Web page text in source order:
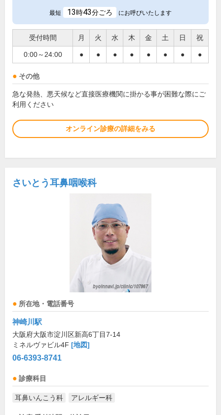
最短 13時43分ごろ にお呼びいたします
受付時間 月 火 水 木 金 土 日 祝
0:00～24:00 ● ● ● ● ● ● ● ●
その他
急な発熱、悪天候など直接医療機関に掛かる事が困難な際にご
利用ください
オンライン診療の詳細をみる
さいとう耳鼻咽喉科
所在地・電話番号
神崎川駅
大阪府大阪市淀川区新高6丁目7-14
ミネルヴァビル4F [地図]
06-6393-8741
診療科目
耳鼻いんこう科 アレルギー科